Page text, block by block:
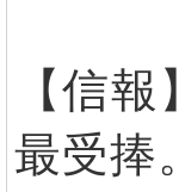
【信
最受捧